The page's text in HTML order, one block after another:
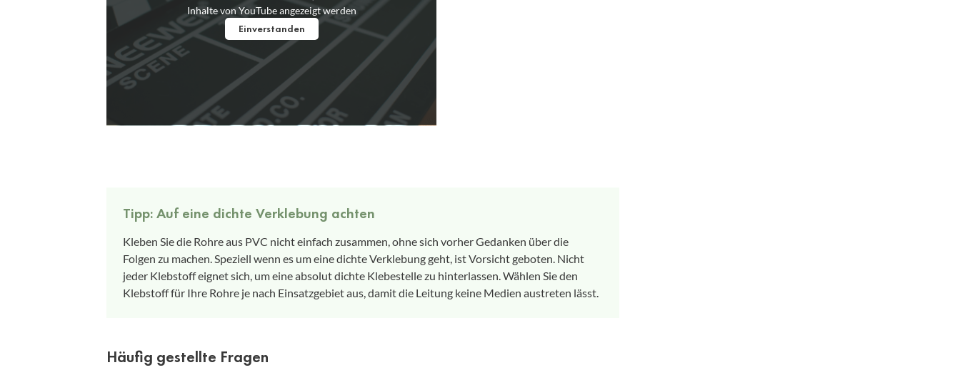
Inhalte von YouTube angezeigt werden
Einverstanden
Tipp: Auf eine dichte Verklebung achten
Kleben Sie die Rohre aus PVC nicht einfach zusammen, ohne sich vorher Gedanken über die
Folgen zu machen. Speziell wenn es um eine dichte Verklebung geht, ist Vorsicht geboten. Nicht
jeder Klebstoff eignet sich, um eine absolut dichte Klebestelle zu hinterlassen. Wählen Sie den
Klebstoff für Ihre Rohre je nach Einsatzgebiet aus, damit die Leitung keine Medien austreten lässt.
Häufig gestellte Fragen